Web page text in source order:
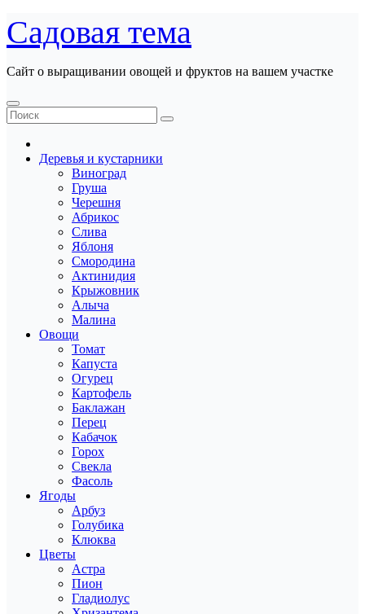
Перейти
к
содержанию
Садовая тема
Сайт о выращивании овощей и фруктов на вашем участке
Деревья и кустарники
Виноград
Груша
Черешня
Абрикос
Слива
Яблоня
Смородина
Актинидия
Крыжовник
Алыча
Малина
Овощи
Томат
Капуста
Огурец
Картофель
Баклажан
Перец
Кабачок
Горох
Свекла
Фасоль
Ягоды
Арбуз
Голубика
Клюква
Цветы
Астра
Пион
Гладиолус